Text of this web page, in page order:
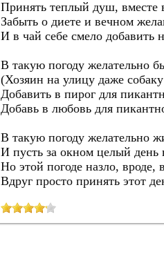
Принять теплый душ, вместе
Забыть о диете и вечном
И в чай себе смело добавить
В такую погоду желательно
(Хозяин на улицу даже
Добавить в пирог для
Добавь в любовь для
В такую погоду желательно
И пусть за окном целый день
Но этой погоде назло, вроде,
Вдруг просто принять этот